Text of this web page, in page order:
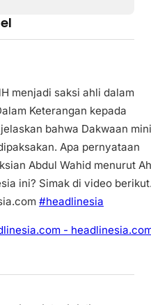
menjadi saksi ahli dalam
Keterangan kepada
bahwa Dakwaan
Apa pernyataan
Abdul Wahid menurut
ini? Simak di video
#headlinesia
-